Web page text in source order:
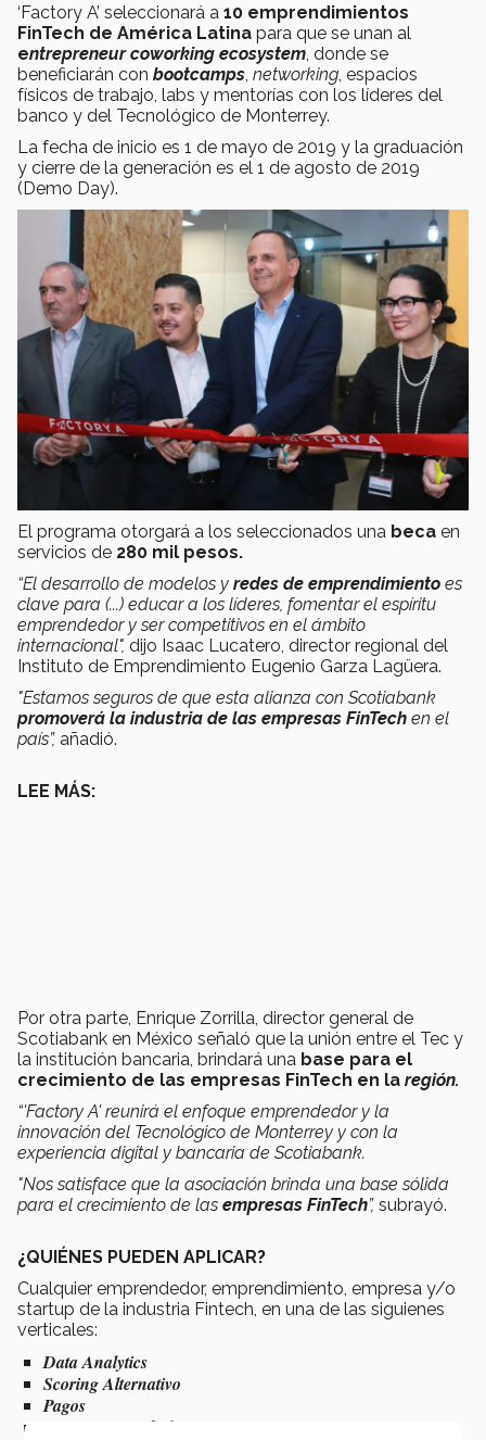
‘Factory A’ seleccionará a 10 emprendimientos
FinTech de América Latina para que se unan al
entrepreneur coworking ecosystem , donde se
beneficiarán con bootcamps networking , espacios
físicos de trabajo, labs y mentorías con los líderes del
banco y del Tecnológico de Monterrey.
La fecha de inicio es 1 de mayo de 2019 y la graduación
y cierre de la generación es el 1 de agosto de 2019
(Demo Day).
El programa otorgará a los seleccionados una beca en
servicios de 280 mil pesos.
“El desarrollo de modelos y redes de emprendimiento es
clave para (...) educar a los líderes, fomentar el espíritu
emprendedor y ser competitivos en el ámbito
internacional", dijo Isaac Lucatero, director regional del
Instituto de Emprendimiento Eugenio Garza Lagüera.
"Estamos seguros de que esta alianza con Scotiabank
promoverá la industria de las empresas FinTech en el
país”, añadió.
LEE MÁS:
Por otra parte, Enrique Zorrilla, director general de
Scotiabank en México señaló que la unión entre el Tec y
la institución bancaria, brindará una base para el
crecimiento de las empresas FinTech en la región.
“'Factory A' reunirá el enfoque emprendedor y la
innovación del Tecnológico de Monterrey y con la
experiencia digital y bancaria de Scotiabank.
"Nos satisface que la asociación brinda una base sólida
para el crecimiento de las empresas FinTech”, subrayó.
¿QUIÉNES PUEDEN APLICAR?
Cualquier emprendedor, emprendimiento, empresa y/o
startup de la industria Fintech, en una de las siguienes
verticales:
Data Analytics
Scoring Alternativo
Pagos
IoT (Internet of Things)